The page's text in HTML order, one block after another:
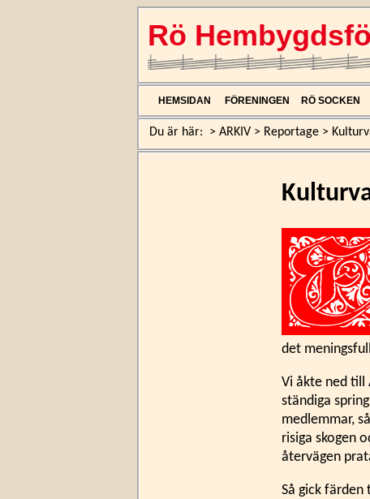
Rö
HEMSIDAN FÖRENINGEN RÖ SOCKEN
Du är här: > ARKIV > Reportage >
det
Vi åkte ned till
ständiga
medlemmar,
risiga skogen
återvägen
Så gick